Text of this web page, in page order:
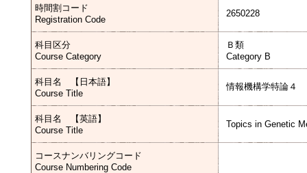
時間割コード
Registration Code
2650228
科目区分
Course Category
Ｂ類
Category B
科目名 【日本語】
Course Title
情報機構学特論４
科目名 【英語】
Course Title
Topics in Genetic
コースナンバリングコード
Course Numbering Code